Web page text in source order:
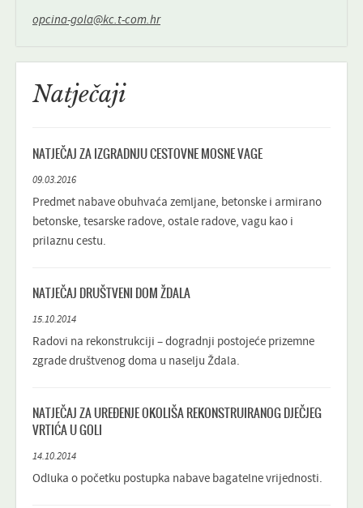
opcina-gola@kc.t-com.hr
Natječaji
NATJEČAJ ZA IZGRADNJU CESTOVNE MOSNE VAGE
09.03.2016
Predmet nabave obuhvaća zemljane, betonske i armirano
betonske, tesarske radove, ostale radove, vagu kao i
prilaznu cestu.
NATJEČAJ DRUŠTVENI DOM ŽDALA
15.10.2014
Radovi na rekonstrukciji – dogradnji postojeće prizemne
zgrade društvenog doma u naselju Ždala.
NATJEČAJ ZA UREĐENJE OKOLIŠA REKONSTRUIRANOG DJEČJEG
VRTIĆA U GOLI
14.10.2014
Odluka o početku postupka nabave bagatelne vrijednosti.